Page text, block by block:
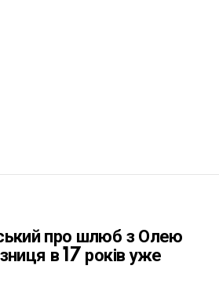
про шлюб з Олею
в 17 років уже